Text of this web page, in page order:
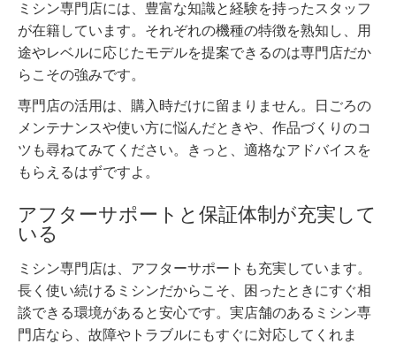
ミシン専門店には、豊富な知識と経験を持ったスタッフ
が在籍しています。それぞれの機種の特徴を熟知し、用
途やレベルに応じたモデルを提案できるのは専門店だか
らこその強みです。
専門店の活用は、購入時だけに留まりません。日ごろの
メンテナンスや使い方に悩んだときや、作品づくりのコ
ツも尋ねてみてください。きっと、適格なアドバイスを
もらえるはずですよ。
アフターサポートと保証体制が充実して
いる
ミシン専門店は、アフターサポートも充実しています。
長く使い続けるミシンだからこそ、困ったときにすぐ相
談できる環境があると安心です。実店舗のあるミシン専
門店なら、故障やトラブルにもすぐに対応してくれま